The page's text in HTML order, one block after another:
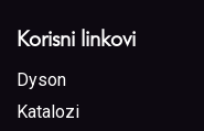
Korisni linkovi
Dyson
Katalozi